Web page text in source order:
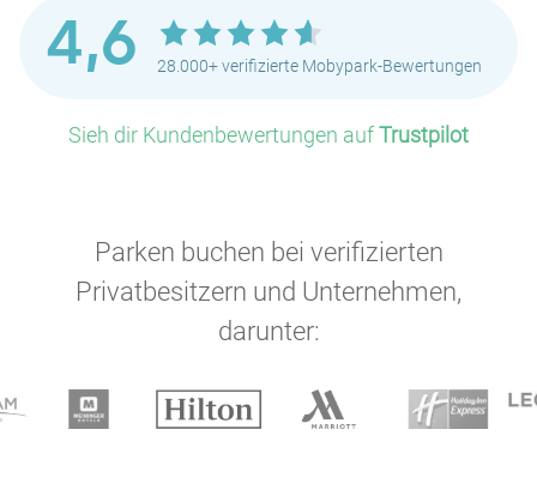
4,6 28.000+ verifizierte Mobypark-Bewertungen
Sieh dir Kundenbewertungen aufTrustpilot
Parken buchen bei verifizierten
Privatbesitzern und Unternehmen,
darunter: